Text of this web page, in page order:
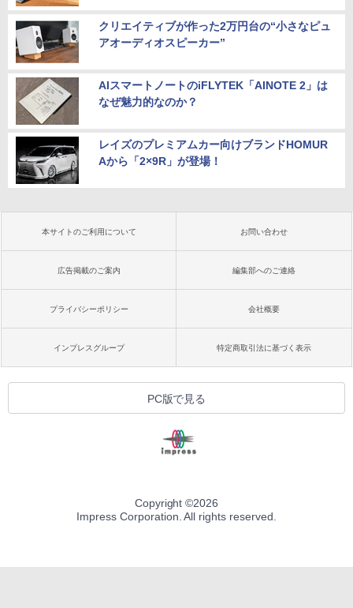
クリエイティブが作った2万円台の“小さなピュ
アオーディオスピーカー”
AIスマートノートのiFLYTEK「AINOTE 2」は
なぜ魅力的なのか？
レイズのプレミアムカー向けブランドHOMUR
Aから「2×9R」が登場！
本サイトのご利用について お問い合わせ
広告掲載のご案内 編集部へのご連絡
プライバシーポリシー 会社概要
インプレスグループ 特定商取引法に基づく表示
PC版で見る
Copyright ©2026
Impress Corporation. All rights reserved.